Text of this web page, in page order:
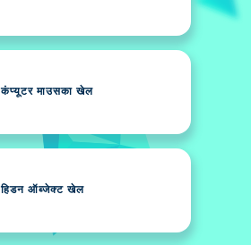
कंप्यूटर माउसका खेल
हिडन ऑब्जेक्ट खेल